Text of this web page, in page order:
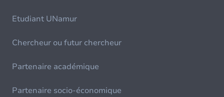
Etudiant UNamur
Chercheur ou futur chercheur
Partenaire académique
Partenaire socio-économique